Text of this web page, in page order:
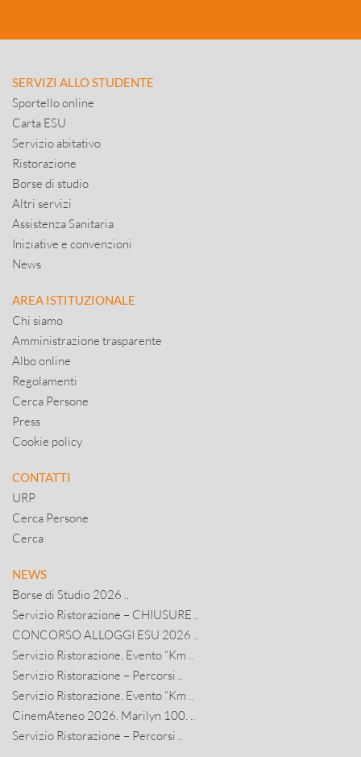
SERVIZI ALLO STUDENTE
Sportello online
Carta ESU
Servizio abitativo
Ristorazione
Borse di studio
Altri servizi
Assistenza Sanitaria
Iniziative e convenzioni
News
AREA ISTITUZIONALE
Chi siamo
Amministrazione trasparente
Albo online
Regolamenti
Cerca Persone
Press
Cookie policy
CONTATTI
URP
Cerca Persone
Cerca
NEWS
Borse di Studio 2026 ..
Servizio Ristorazione – CHIUSURE ..
CONCORSO ALLOGGI ESU 2026 ..
Servizio Ristorazione, Evento “Km ..
Servizio Ristorazione – Percorsi ..
Servizio Ristorazione, Evento “Km ..
CinemAteneo 2026. Marilyn 100. ..
Servizio Ristorazione – Percorsi ..